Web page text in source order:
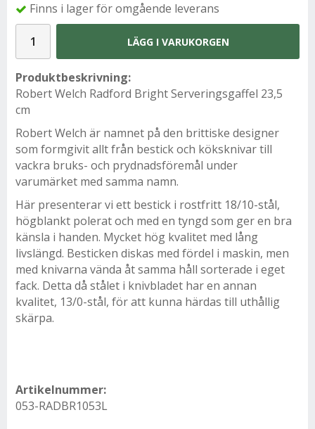
Finns i lager för omgående leverans
LÄGG I VARUKORGEN
Produktbeskrivning:
Robert Welch Radford Bright Serveringsgaffel 23,5
cm
Robert Welch är namnet på den brittiske designer
som formgivit allt från bestick och köksknivar till
vackra bruks- och prydnadsföremål under
varumärket med samma namn.
Här presenterar vi ett bestick i rostfritt 18/10-stål,
högblankt polerat och med en tyngd som ger en bra
känsla i handen. Mycket hög kvalitet med lång
livslängd. Besticken diskas med fördel i maskin, men
med knivarna vända åt samma håll sorterade i eget
fack. Detta då stålet i knivbladet har en annan
kvalitet, 13/0-stål, för att kunna härdas till uthållig
skärpa.
Artikelnummer:
053-RADBR1053L